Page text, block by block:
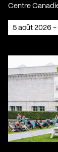
Centre
5 août 2026